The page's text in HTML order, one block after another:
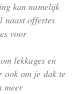
kan namelijk
naast offertes
voor
lekkages en
ook om je dak te
meer